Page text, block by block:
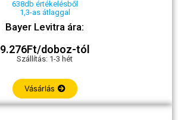
638db értékelésből
1,3-as átlaggal
Bayer Levitra ára:
9.276Ft/doboz-tól
Szállítás: 1-3 hét
Vásárlás